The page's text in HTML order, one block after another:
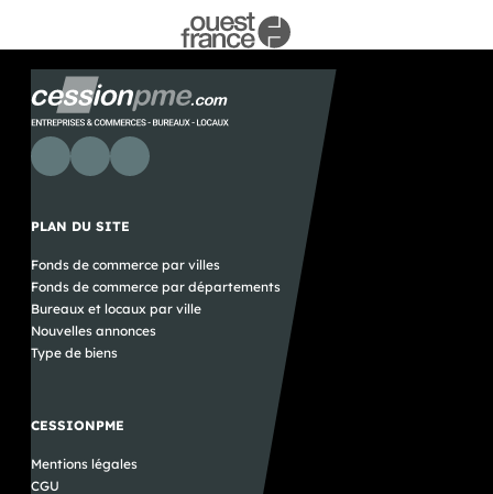
PLAN DU SITE
Fonds de commerce par villes
Fonds de commerce par départements
Bureaux et locaux par ville
Nouvelles annonces
Type de biens
CESSIONPME
Mentions légales
CGU